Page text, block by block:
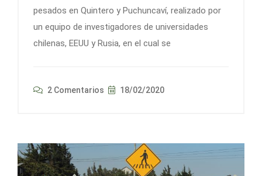
pesados en Quintero y Puchuncaví, realizado por
un equipo de investigadores de universidades
chilenas, EEUU y Rusia, en el cual se
2 Comentarios 18/02/2020